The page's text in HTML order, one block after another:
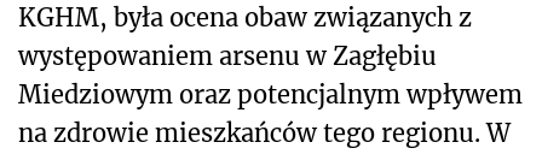
KGHM, była ocena obaw związanych z
występowaniem arsenu w Zagłębiu
Miedziowym oraz potencjalnym wpływem
na zdrowie mieszkańców tego regionu. W